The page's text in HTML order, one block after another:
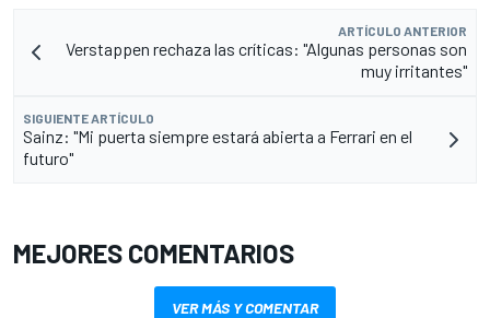
ARTÍCULO ANTERIOR
Verstappen rechaza las críticas: "Algunas personas son
muy irritantes"
SIGUIENTE ARTÍCULO
Sainz: "Mi puerta siempre estará abierta a Ferrari en el
futuro"
MEJORES COMENTARIOS
VER MÁS Y COMENTAR